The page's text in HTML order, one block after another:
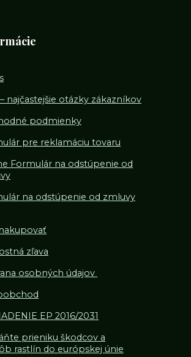
najčastejšie otázky zákazníkov
podmienky
pre reklamáciu tovaru
Formulár na odstúpenie od
na odstúpenie od zmluvy
zľava
osobných údajov
EP 2016/2031
prieniku škodcov a
rastlín do európskej únie